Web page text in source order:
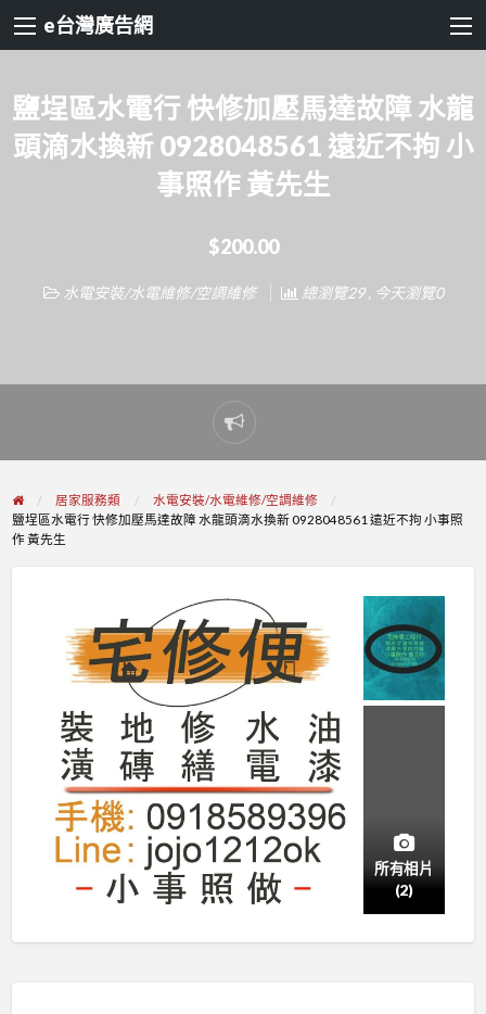
e台灣廣告網
鹽埕區水電行 快修加壓馬達故障 水龍
頭滴水換新 0928048561 遠近不拘 小
事照作 黃先生
$200.00
水電安裝/水電維修/空調維修 總瀏覽29 , 今天瀏覽0
Report
problem
居家服務類
水電安裝/水電維修/空調維修
鹽埕區水電行 快修加壓馬達故障 水龍頭滴水換新 0928048561 遠近不拘 小事照
作 黃先生
所有相片
(2)